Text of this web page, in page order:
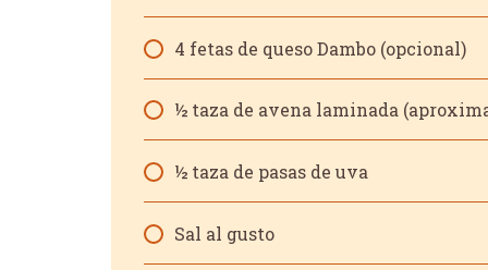
4 fetas de queso Dambo (opcional)
½ taza de avena laminada
½ taza de pasas de uva
Sal al gusto